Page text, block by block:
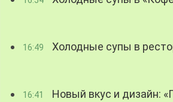
16:49 Холодные супы в
16:41
Новый вкус и дизайн: